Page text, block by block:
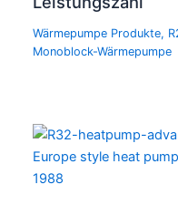
Wärmepumpe Produkte,
Monoblock-Wärmepumpe